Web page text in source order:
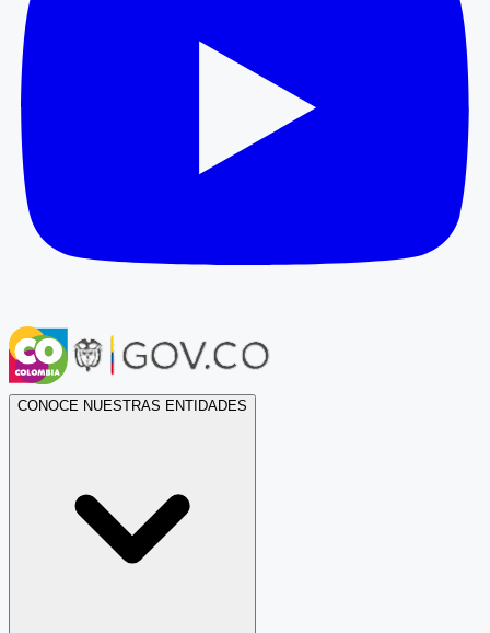
CONOCE NUESTRAS ENTIDADES